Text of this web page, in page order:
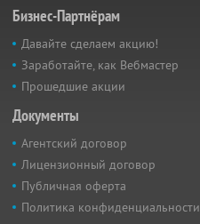
Бизнес-Партнёрам
Давайте сделаем акцию!
Заработайте, как Вебмастер
Прошедшие акции
Документы
Агентский договор
Лицензионный договор
Публичная оферта
Политика конфиденциальности